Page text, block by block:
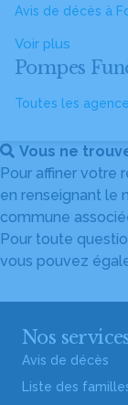
Avis de décès à
Voir plus
Pompes
Toutes les
Vous ne
Pour affiner votre
en renseignant le
commune
Pour toute
vous pouvez
Nos
Avis de décès
Liste des